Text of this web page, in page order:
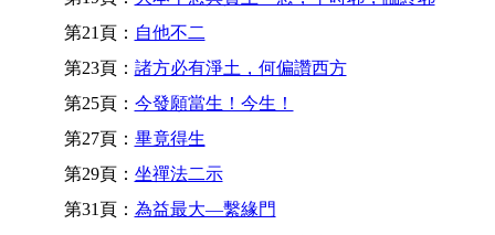
第21頁： 自他不二
第23頁： 諸方必有淨土，何偏讚西方
第25頁： 今發願當生！今生！
第27頁： 畢竟得生
第29頁： 坐禪法二示
第31頁： 為益最大—繫緣門